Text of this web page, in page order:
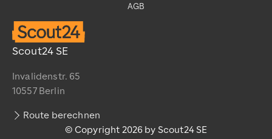
Scout24 SE
Invalidenstr. 65
10557 Berlin
Route berechnen
AGB
© Copyright 2026 by Scout24 SE